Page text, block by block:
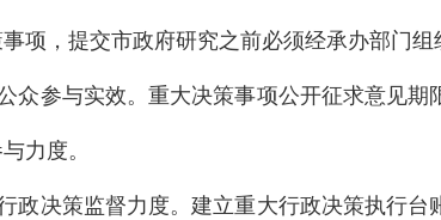
项，提交市政府研究之前必须经承办部门
众参与实效。 重大决策事项公开征求意见期
力度。
政决策监督力度。建立重大行政决策执行台